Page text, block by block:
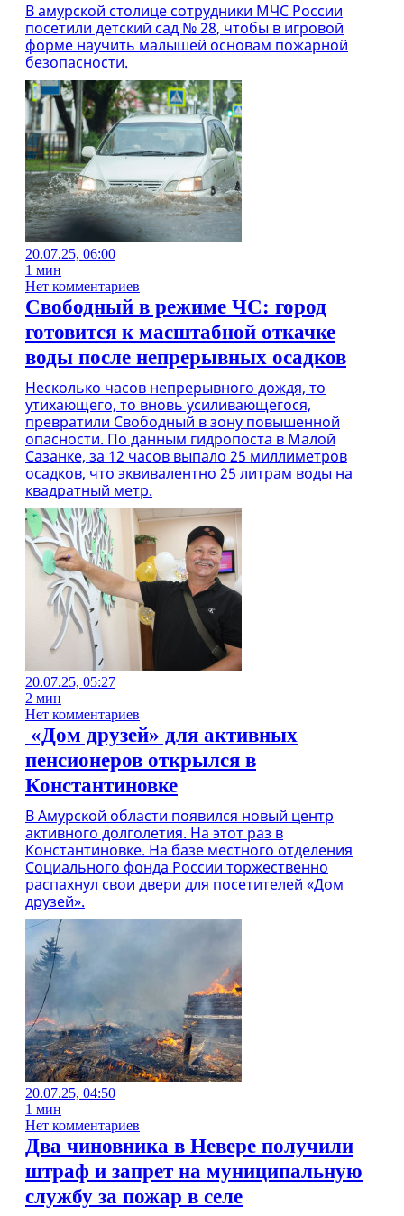
В амурской столице сотрудники МЧС России
посетили детский сад № 28, чтобы в игровой
форме научить малышей основам пожарной
безопасности.
20.07.25, 06:00
1 мин
Нет комментариев
Свободный в режиме ЧС: город
готовится к масштабной откачке
воды после непрерывных осадков
Несколько часов непрерывного дождя, то
утихающего, то вновь усиливающегося,
превратили Свободный в зону повышенной
опасности. По данным гидропоста в Малой
Сазанке, за 12 часов выпало 25 миллиметров
осадков, что эквивалентно 25 литрам воды на
квадратный метр.
20.07.25, 05:27
2 мин
Нет комментариев
«Дом друзей» для активных
пенсионеров открылся в
Константиновке
В Амурской области появился новый центр
активного долголетия. На этот раз в
Константиновке. На базе местного отделения
Социального фонда России торжественно
распахнул свои двери для посетителей «Дом
друзей».
20.07.25, 04:50
1 мин
Нет комментариев
Два чиновника в Невере получили
штраф и запрет на муниципальную
службу за пожар в селе